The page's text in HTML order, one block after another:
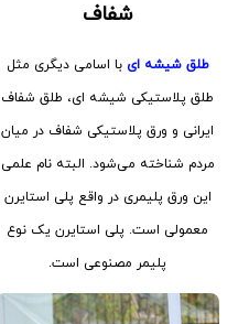
شفاف
طلق شیشه ای با اسامی دیگری مثل
طلق پلاستیکی شیشه ای، طلق شفاف
ایرانی و ورق پلاستیکی شفاف در میان
مردم شناخته می‌شود. البته نام علمی
این ورق پلیمری در واقع پلی استایرن
معمولی است. پلی استایرن یک نوع
پلیمر مصنوعی است.